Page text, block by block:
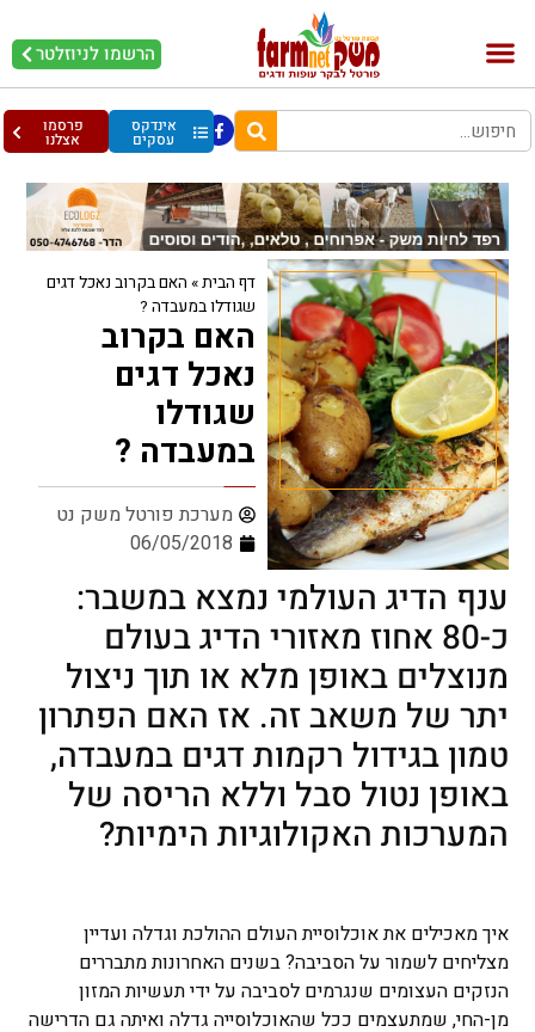
הרשמו לניוזלטר
אינדקס
עסקים
פרסמו
אצלנו
דף הבית» האם בקרוב נאכל דגים
שגודלו במעבדה ?
האם בקרוב
נאכל דגים
שגודלו
במעבדה ?
מערכת פורטל משק נט
06/05/2018
ענף הדיג העולמי נמצא במשבר:
כ-80 אחוז מאזורי הדיג בעולם
מנוצלים באופן מלא או תוך ניצול
יתר של משאב זה. אז האם הפתרון
טמון בגידול רקמות דגים במעבדה,
באופן נטול סבל וללא הריסה של
המערכות האקולוגיות הימיות?
איך מאכילים את אוכלוסיית העולם ההולכת וגדלה ועדיין
מצליחים לשמור על הסביבה? בשנים האחרונות מתבררים
הנזקים העצומים שנגרמים לסביבה על ידי תעשיות המזון
מן-החי, שמתעצמים ככל שהאוכלוסייה גדלה ואיתה גם הדרישה